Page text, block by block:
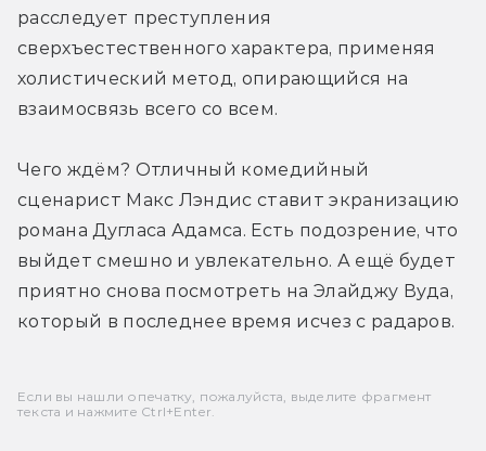
расследует преступления
сверхъестественного характера, применяя
холистический метод, опирающийся на
взаимосвязь всего со всем.
Чего ждём? Отличный комедийный
сценарист Макс Лэндис ставит экранизацию
романа Дугласа Адамса. Есть подозрение, что
выйдет смешно и увлекательно. А ещё будет
приятно снова посмотреть на Элайджу Вуда,
который в последнее время исчез с радаров.
Если вы нашли опечатку, пожалуйста, выделите фрагмент
текста и нажмите Ctrl+Enter.